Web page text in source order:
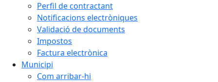
Perfil de contractant
Notificacions electròniques
Validació de documents
Impostos
Factura electrònica
Municipi
Com arribar-hi